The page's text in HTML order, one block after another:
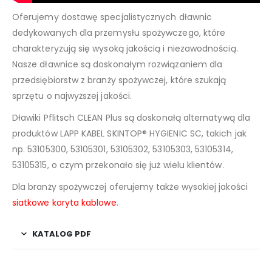
Oferujemy dostawę specjalistycznych dławnic
dedykowanych dla przemysłu spożywczego, które
charakteryzują się wysoką jakością i niezawodnością.
Nasze dławnice są doskonałym rozwiązaniem dla
przedsiębiorstw z branży spożywczej, które szukają
sprzętu o najwyższej jakości.
Dławiki Pflitsch CLEAN Plus są doskonałą alternatywą dla
produktów LAPP KABEL SKINTOP® HYGIENIC SC, takich jak
np. 53105300, 53105301, 53105302, 53105303, 53105314,
53105315, o czym przekonało się już wielu klientów.
Dla branży spożywczej oferujemy także wysokiej jakości
siatkowe koryta kablowe.
KATALOG PDF